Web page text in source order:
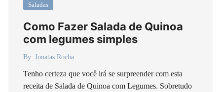
Saladas
Como Fazer Salada de Quinoa
com legumes simples
By: Jonatas Rocha
Tenho certeza que você irá se surpreender com esta
receita de Salada de Quinoa com Legumes. Sobretudo